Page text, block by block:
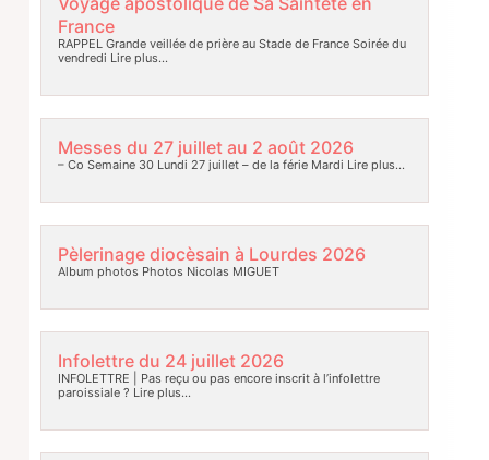
France
RAPPEL Grande veillée de prière au Stade de France Soirée du
vendredi Lire plus…
Messes du 27 juillet au 2 août 2026
– Co Semaine 30 Lundi 27 juillet – de la férie Mardi Lire plus…
Pèlerinage diocèsain à Lourdes 2026
Album photos Photos Nicolas MIGUET
Infolettre du 24 juillet 2026
INFOLETTRE | Pas reçu ou pas encore inscrit à l’infolettre
paroissiale ? Lire plus…